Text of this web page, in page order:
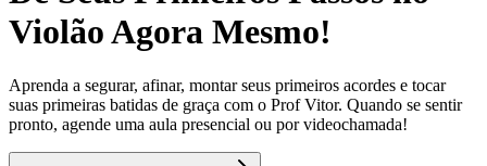
Violão Agora Mesmo!
Aprenda a segurar, afinar, montar seus primeiros acordes e tocar
suas primeiras batidas de graça com o Prof Vitor. Quando se sentir
pronto, agende uma aula presencial ou por videochamada!